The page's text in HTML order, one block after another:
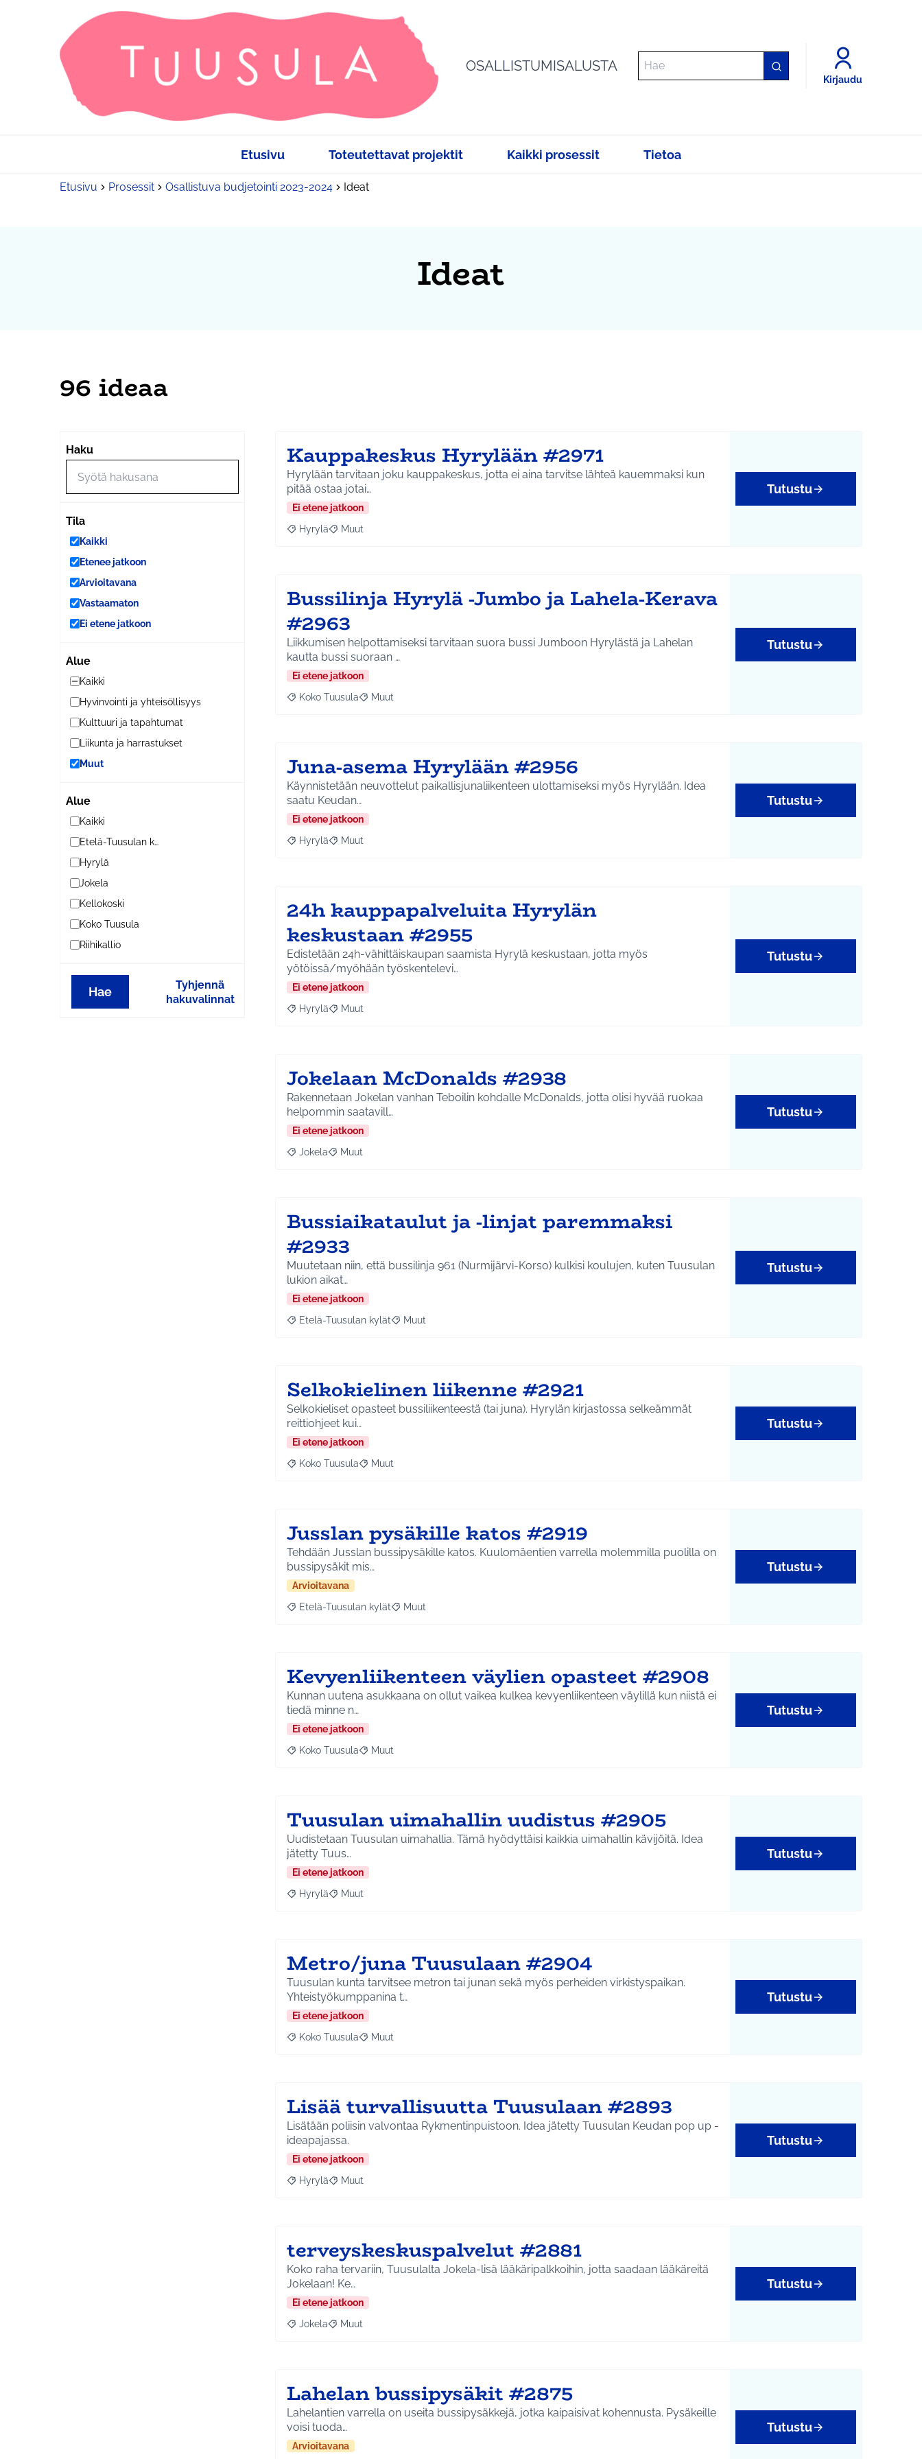
OSALLISTUMISALUSTA
Kirjaudu
Etusivu Toteutettavat projektit Kaikki prosessit Tietoa
Etusivu Prosessit Osallistuva budjetointi 2023-2024 Ideat
Ideat
96 ideaa
Haku
Tila
Kaikki
Etenee jatkoon
Arvioitavana
Vastaamaton
Ei etene jatkoon
Alue
Kaikki
Hyvinvointi ja yhteisöllisyys
Kulttuuri ja tapahtumat
Liikunta ja harrastukset
Muut
Alue
Kaikki
Etelä-Tuusulan kylät
Hyrylä
Jokela
Kellokoski
Koko Tuusula
Riihikallio
Hae
Tyhjennä
hakuvalinnat
Kauppakeskus Hyrylään #2971
Hyrylään tarvitaan joku kauppakeskus, jotta ei aina tarvitse lähteä kauemmaksi kun
pitää ostaa jotai…
Ei etene jatkoon
Rajaa tulokset aihepiirin mukaan: Hyrylä
Hyrylä Rajaa tulokset teeman mukaan: Muut
Muut
Tutustu
Bussilinja Hyrylä -Jumbo ja Lahela-Kerava
#2963
Liikkumisen helpottamiseksi tarvitaan suora bussi Jumboon Hyrylästä ja Lahelan
kautta bussi suoraan …
Ei etene jatkoon
Rajaa tulokset aihepiirin mukaan: Koko Tuusula
Koko Tuusula Rajaa tulokset teeman mukaan: Muut
Muut
Tutustu
Juna-asema Hyrylään #2956
Käynnistetään neuvottelut paikallisjunaliikenteen ulottamiseksi myös Hyrylään. Idea
saatu Keudan…
Ei etene jatkoon
Rajaa tulokset aihepiirin mukaan: Hyrylä
Hyrylä Rajaa tulokset teeman mukaan: Muut
Muut
Tutustu
24h kauppapalveluita Hyrylän
keskustaan #2955
Edistetään 24h-vähittäiskaupan saamista Hyrylä keskustaan, jotta myös
yötöissä/myöhään työskentelevi…
Ei etene jatkoon
Rajaa tulokset aihepiirin mukaan: Hyrylä
Hyrylä Rajaa tulokset teeman mukaan: Muut
Muut
Tutustu
Jokelaan McDonalds #2938
Rakennetaan Jokelan vanhan Teboilin kohdalle McDonalds, jotta olisi hyvää ruokaa
helpommin saatavill…
Ei etene jatkoon
Rajaa tulokset aihepiirin mukaan: Jokela
Jokela Rajaa tulokset teeman mukaan: Muut
Muut
Tutustu
Bussiaikataulut ja -linjat paremmaksi
#2933
Muutetaan niin, että bussilinja 961 (Nurmijärvi-Korso) kulkisi koulujen, kuten Tuusulan
lukion aikat…
Ei etene jatkoon
Rajaa tulokset aihepiirin mukaan: Etelä-Tuusulan kylät
Etelä-Tuusulan kylät Rajaa tulokset teeman mukaan: Muut
Muut
Tutustu
Selkokielinen liikenne #2921
Selkokieliset opasteet bussiliikenteestä (tai juna). Hyrylän kirjastossa selkeämmät
reittiohjeet kui…
Ei etene jatkoon
Rajaa tulokset aihepiirin mukaan: Koko Tuusula
Koko Tuusula Rajaa tulokset teeman mukaan: Muut
Muut
Tutustu
Jusslan pysäkille katos #2919
Tehdään Jusslan bussipysäkille katos. Kuulomäentien varrella molemmilla puolilla on
bussipysäkit mis…
Arvioitavana
Rajaa tulokset aihepiirin mukaan: Etelä-Tuusulan kylät
Etelä-Tuusulan kylät Rajaa tulokset teeman mukaan: Muut
Muut
Tutustu
Kevyenliikenteen väylien opasteet #2908
Kunnan uutena asukkaana on ollut vaikea kulkea kevyenliikenteen väylillä kun niistä ei
tiedä minne n…
Ei etene jatkoon
Rajaa tulokset aihepiirin mukaan: Koko Tuusula
Koko Tuusula Rajaa tulokset teeman mukaan: Muut
Muut
Tutustu
Tuusulan uimahallin uudistus #2905
Uudistetaan Tuusulan uimahallia. Tämä hyödyttäisi kaikkia uimahallin kävijöitä. Idea
jätetty Tuus…
Ei etene jatkoon
Rajaa tulokset aihepiirin mukaan: Hyrylä
Hyrylä Rajaa tulokset teeman mukaan: Muut
Muut
Tutustu
Metro/juna Tuusulaan #2904
Tuusulan kunta tarvitsee metron tai junan sekä myös perheiden virkistyspaikan.
Yhteistyökumppanina t…
Ei etene jatkoon
Rajaa tulokset aihepiirin mukaan: Koko Tuusula
Koko Tuusula Rajaa tulokset teeman mukaan: Muut
Muut
Tutustu
Lisää turvallisuutta Tuusulaan #2893
Lisätään poliisin valvontaa Rykmentinpuistoon. Idea jätetty Tuusulan Keudan pop up -
ideapajassa.
Ei etene jatkoon
Rajaa tulokset aihepiirin mukaan: Hyrylä
Hyrylä Rajaa tulokset teeman mukaan: Muut
Muut
Tutustu
terveyskeskuspalvelut #2881
Koko raha tervariin, Tuusulalta Jokela-lisä lääkäripalkkoihin, jotta saadaan lääkäreitä
Jokelaan! Ke…
Ei etene jatkoon
Rajaa tulokset aihepiirin mukaan: Jokela
Jokela Rajaa tulokset teeman mukaan: Muut
Muut
Tutustu
Lahelan bussipysäkit #2875
Lahelantien varrella on useita bussipysäkkejä, jotka kaipaisivat kohennusta. Pysäkeille
voisi tuoda…
Arvioitavana
Tutustu